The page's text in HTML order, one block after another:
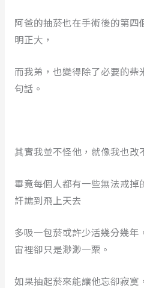
阿爸的抽菸也在手術後的第
明正大，
而我弟，也變得除了必要的
句話。
其實我並不怪他，就像我也改
畢竟每個人都有一些無法戒
訐譙到飛上天去
多吸一包菸或許少活幾分幾年
宙裡卻只是渺渺一粟。
如果抽起菸來能讓他忘卻寂寞